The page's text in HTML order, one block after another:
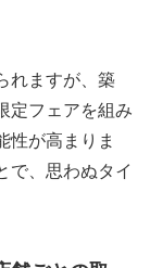
れますが、築
定フェアを組み
性が高まりま
で、思わぬタイ